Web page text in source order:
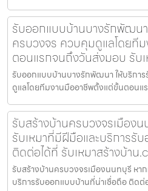
รับออกแบบบ้านบางรักพัฒนา
ครบวงจร ควบคุมดูแลโดยที
ตอนแรกจนถึงวันส่งมอบ รับ
รับออกแบบบ้านบางรักพัฒนา ให้บริกา
ดูแลโดยทีมงานมืออาชีพตั้งแต่ขั้นตอนแ
รับสร้างบ้านครบวงจรเมือง
รับเหมาที่มีฝีมือและบริการรั
ติดต่อได้ที่ รับเหมาสร้างบ้าน
รับสร้างบ้านครบวงจรเมืองนนทบุรี หา
บริการรับออกแบบบ้านที่น่าเชื่อถือ ติดต่